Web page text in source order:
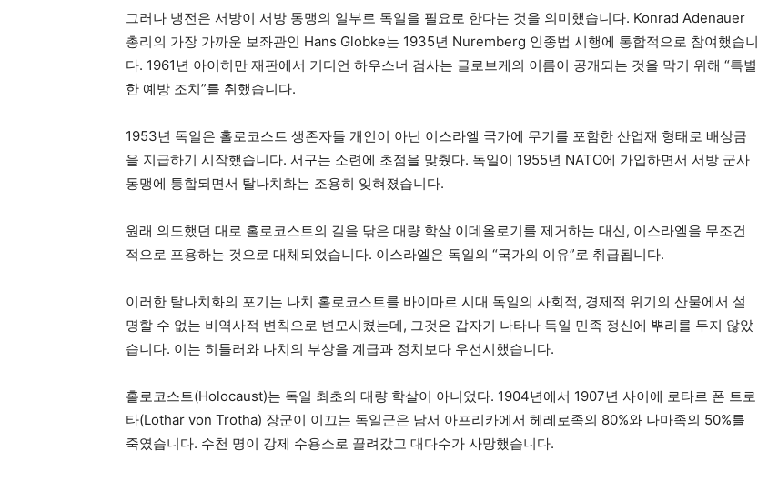
그러나 냉전은 서방이 서방 동맹의 일부로 독일을 필요로 한다는 것을 의미했습니다. Konrad Adenauer
총리의 가장 가까운 보좌관인 Hans Globke는 1935년 Nuremberg 인종법 시행에 통합적으로 참여했습니
다. 1961년 아이히만 재판에서 기디언 하우스너 검사는 글로브케의 이름이 공개되는 것을 막기 위해 “특별
한 예방 조치”를 취했습니다.
1953년 독일은 홀로코스트 생존자들 개인이 아닌 이스라엘 국가에 무기를 포함한 산업재 형태로 배상금
을 지급하기 시작했습니다. 서구는 소련에 초점을 맞췄다. 독일이 1955년 NATO에 가입하면서 서방 군사
동맹에 통합되면서 탈나치화는 조용히 잊혀졌습니다.
원래 의도했던 대로 홀로코스트의 길을 닦은 대량 학살 이데올로기를 제거하는 대신, 이스라엘을 무조건
적으로 포용하는 것으로 대체되었습니다. 이스라엘은 독일의 “국가의 이유”로 취급됩니다.
이러한 탈나치화의 포기는 나치 홀로코스트를 바이마르 시대 독일의 사회적, 경제적 위기의 산물에서 설
명할 수 없는 비역사적 변칙으로 변모시켰는데, 그것은 갑자기 나타나 독일 민족 정신에 뿌리를 두지 않았
습니다. 이는 히틀러와 나치의 부상을 계급과 정치보다 우선시했습니다.
홀로코스트(Holocaust)는 독일 최초의 대량 학살이 아니었다. 1904년에서 1907년 사이에 로타르 폰 트로
타(Lothar von Trotha) 장군이 이끄는 독일군은 남서 아프리카에서 헤레로족의 80%와 나마족의 50%를
죽였습니다. 수천 명이 강제 수용소로 끌려갔고 대다수가 사망했습니다.